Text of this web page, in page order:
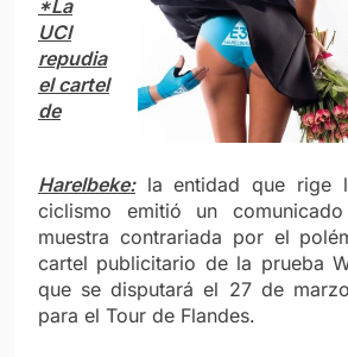
*La
UCI
repudia
el cartel
de
Harelbeke:la entidad que rige
ciclismo emitió un
muestra contrariada por el
cartel publicitario de la prueba
que se disputará el 27 de
para el Tour de Flandes.